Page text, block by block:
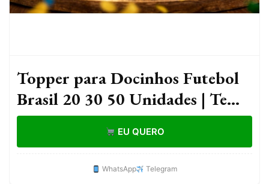
Topper para Docinhos Futebol
Brasil 20 30 50 Unidades | Tema
Futebol Copa Festa Brasil
EU QUERO
WhatsApp Telegram